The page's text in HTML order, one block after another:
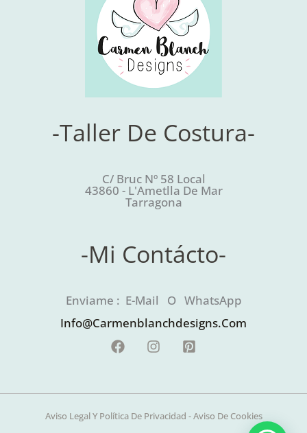
-Taller De Costura-
C/ Bruc Nº 58 Local
43860 - L'Ametlla De Mar
Tarragona
-Mi Contácto-
Enviame : E-Mail O WhatsApp
Info@carmenblanchdesigns.com
Aviso Legal Y Política De Privacidad -Aviso De Cookies